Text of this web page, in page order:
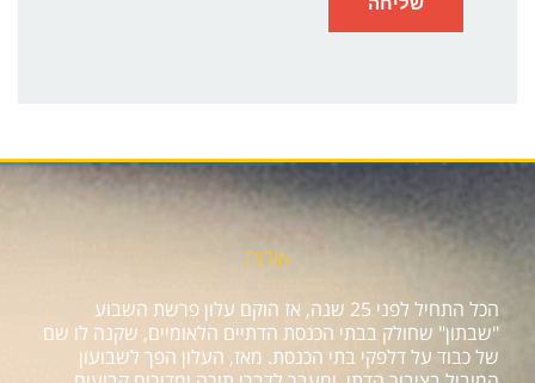
אודות
הכל התחיל לפני 25 שנה, אז הוקם עלון פרשת השבוע
"שבתון" שחולק בבתי הכנסת הדתיים הלאומיים, שקנה לו שם
של כבוד על דלפקי בתי הכנסת. מאז, העלון הפך לשבועון